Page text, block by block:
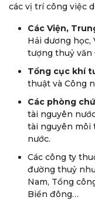
các vị trí công việc
Các Viện,
Hải dương
tượng thuỷ văn
Tổng cục khí
thuật và Công
Các phòng
tài nguyên
tài nguyên môi
nước.
Các công ty
đường thuỷ
Nam, Tổng
Biển đông…